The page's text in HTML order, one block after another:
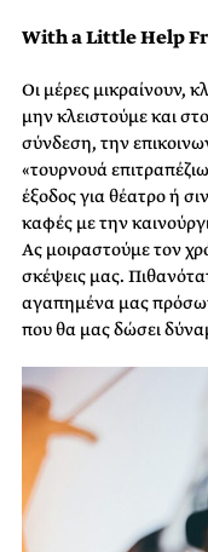
With a Little Help
Οι μέρες μικραίνουν,
μην κλειστούμε και
σύνδεση, την
«τουρνουά
έξοδος για θέατρο ή
καφές με την
Ας μοιραστούμε τον
σκέψεις μας.
αγαπημένα μας
που θα μας δώσει